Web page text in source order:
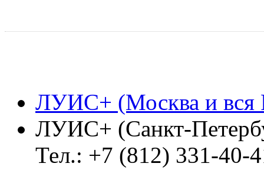
ЛУИС+ (Москва и вся
ЛУИС+ (Санкт-
Тел.: +7 (812) 331-40-